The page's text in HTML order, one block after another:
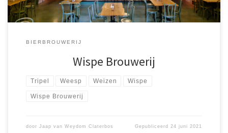
BIERBROUWERIJ
Wispe Brouwerij
Tripel Weesp Weizen Wispe
Wispe Brouwerij
door Jaap van Weydom Claterbos Gepubliceerd 24 juni 2021